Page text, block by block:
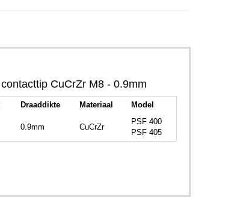
CuCrZr M8 - 0.9mm
Draaddikte Materiaal Model
0.9mm CuCrZr
PSF 400
PSF 405